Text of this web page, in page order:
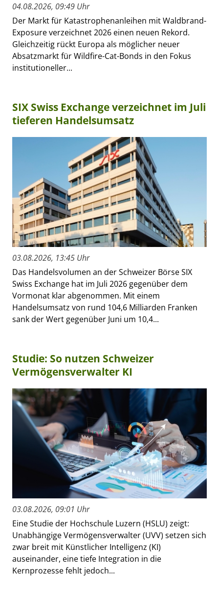
04.08.2026, 09:49 Uhr
Der Markt für Katastrophenanleihen mit Waldbrand-
Exposure verzeichnet 2026 einen neuen Rekord.
Gleichzeitig rückt Europa als möglicher neuer
Absatzmarkt für Wildfire-Cat-Bonds in den Fokus
institutioneller...
SIX Swiss Exchange verzeichnet im Juli
tieferen Handelsumsatz
03.08.2026, 13:45 Uhr
Das Handelsvolumen an der Schweizer Börse SIX
Swiss Exchange hat im Juli 2026 gegenüber dem
Vormonat klar abgenommen. Mit einem
Handelsumsatz von rund 104,6 Milliarden Franken
sank der Wert gegenüber Juni um 10,4...
Studie: So nutzen Schweizer
Vermögensverwalter KI
03.08.2026, 09:01 Uhr
Eine Studie der Hochschule Luzern (HSLU) zeigt:
Unabhängige Vermögensverwalter (UVV) setzen sich
zwar breit mit Künstlicher Intelligenz (KI)
auseinander, eine tiefe Integration in die
Kernprozesse fehlt jedoch...